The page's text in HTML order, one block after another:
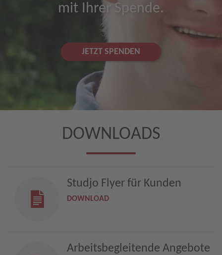
mit Ihrer Spende.
JETZT SPENDEN
DOWNLOADS
Studjo Flyer für Kunden
DOWNLOAD
Arbeitsbegleitende Angebote